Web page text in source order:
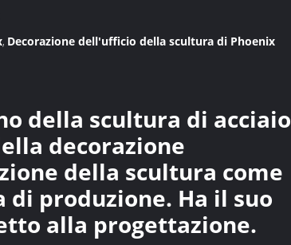
, Decorazione dell'ufficio della scultura di Phoenix
della scultura di acciaio
decorazione
della scultura come
produzione. Ha il suo
alla progettazione.